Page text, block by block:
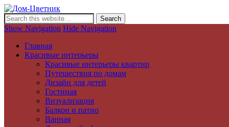
Дизайн интерьера и ландшафта, декор и обустройство дома.
Show Navigation Hide Navigation
Главная
Красивые интерьеры
Красивые интерьеры квартир
Путешествия по домам
Дизайн для детей
Гостиная
Визуализация
Балкон и патио
Ванная